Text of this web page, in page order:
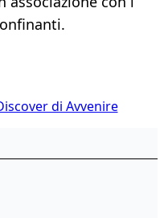
di Avvenire